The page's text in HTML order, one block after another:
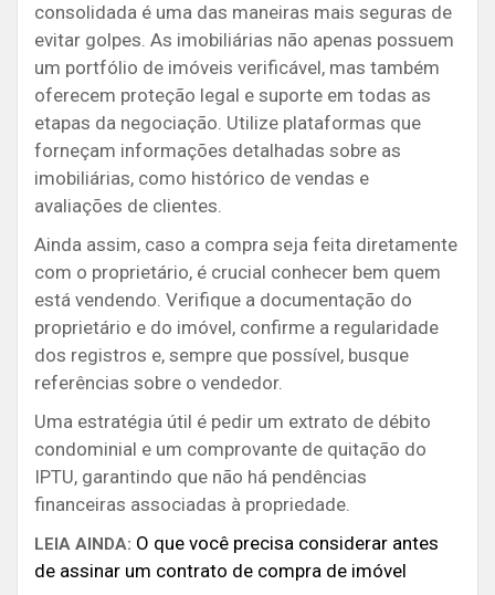
consolidada é uma das maneiras mais seguras de
evitar golpes. As imobiliárias não apenas possuem
um portfólio de imóveis verificável, mas também
oferecem proteção legal e suporte em todas as
etapas da negociação. Utilize plataformas que
forneçam informações detalhadas sobre as
imobiliárias, como histórico de vendas e
avaliações de clientes.
Ainda assim, caso a compra seja feita diretamente
com o proprietário, é crucial conhecer bem quem
está vendendo. Verifique a documentação do
proprietário e do imóvel, confirme a regularidade
dos registros e, sempre que possível, busque
referências sobre o vendedor.
Uma estratégia útil é pedir um extrato de débito
condominial e um comprovante de quitação do
IPTU, garantindo que não há pendências
financeiras associadas à propriedade.
LEIA AINDA: O que você precisa considerar antes
de assinar um contrato de compra de imóvel